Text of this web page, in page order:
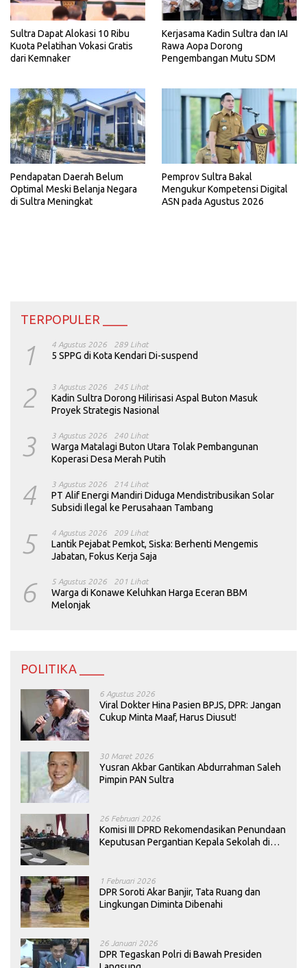
Sultra Dapat Alokasi 10 Ribu
Kuota Pelatihan Vokasi Gratis
dari Kemnaker
Kerjasama Kadin Sultra dan IAI
Rawa Aopa Dorong
Pengembangan Mutu SDM
Pendapatan Daerah Belum
Optimal Meski Belanja Negara
di Sultra Meningkat
Pemprov Sultra Bakal
Mengukur Kompetensi Digital
ASN pada Agustus 2026
TERPOPULER ____
1 4 Agustus 2026 289 Lihat
5 SPPG di Kota Kendari Di-suspend
2 3 Agustus 2026 245 Lihat
Kadin Sultra Dorong Hilirisasi Aspal Buton Masuk
Proyek Strategis Nasional
3 3 Agustus 2026 240 Lihat
Warga Matalagi Buton Utara Tolak Pembangunan
Koperasi Desa Merah Putih
4 3 Agustus 2026 214 Lihat
PT Alif Energi Mandiri Diduga Mendistribusikan Solar
Subsidi Ilegal ke Perusahaan Tambang
5 4 Agustus 2026 209 Lihat
Lantik Pejabat Pemkot, Siska: Berhenti Mengemis
Jabatan, Fokus Kerja Saja
6 5 Agustus 2026 201 Lihat
Warga di Konawe Keluhkan Harga Eceran BBM
Melonjak
POLITIKA ____
6 Agustus 2026
Viral Dokter Hina Pasien BPJS, DPR: Jangan
Cukup Minta Maaf, Harus Diusut!
30 Maret 2026
Yusran Akbar Gantikan Abdurrahman Saleh
Pimpin PAN Sultra
26 Februari 2026
Komisi III DPRD Rekomendasikan Penundaan
Keputusan Pergantian Kepala Sekolah di
1 Februari 2026
DPR Soroti Akar Banjir, Tata Ruang dan
Lingkungan Diminta Dibenahi
26 Januari 2026
DPR Tegaskan Polri di Bawah Presiden